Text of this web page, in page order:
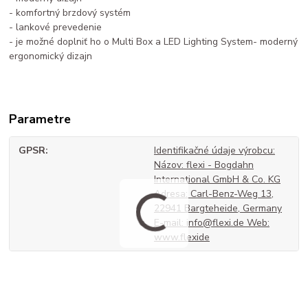
- komfortný brzdový systém
- lankové prevedenie
- je možné doplniť ho o Multi Box a LED Lighting System- moderný
ergonomický dizajn
Parametre
GPSR
Identifikačné údaje výrobcu:
Názov: flexi - Bogdahn
International GmbH & Co. KG
Adresa: Carl-Benz-Weg 13,
22941 Bargteheide, Germany
E-mail: info@flexi.de Web:
www.flexide